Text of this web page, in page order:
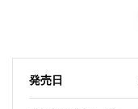
発売日